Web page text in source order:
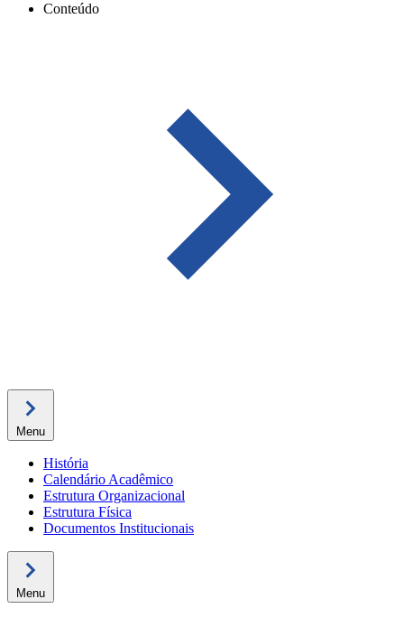
Conteúdo
Menu
História
Calendário Acadêmico
Estrutura Organizacional
Estrutura Física
Documentos Institucionais
Menu